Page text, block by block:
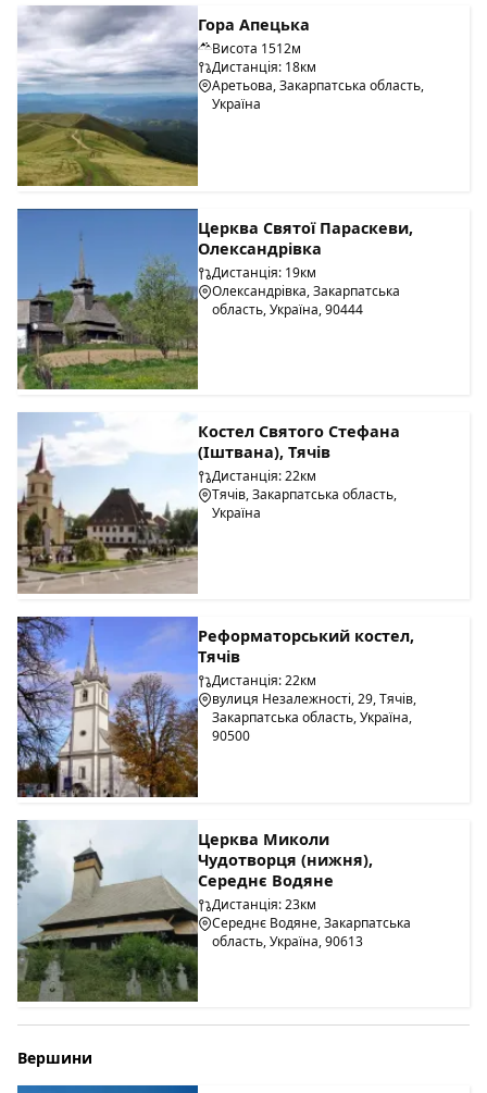
Гора Апецька
Висота 1512м
Дистанція: 18км
Аретьова, Закарпатська область,
Україна
Церква Святої Параскеви,
Олександрівка
Дистанція: 19км
Олександрівка, Закарпатська
область, Україна, 90444
Костел Святого Стефана
(Іштвана), Тячів
Дистанція: 22км
Тячів, Закарпатська область,
Україна
Реформаторський костел,
Тячів
Дистанція: 22км
вулиця Незалежності, 29, Тячів,
Закарпатська область, Україна,
90500
Церква Миколи
Чудотворця (нижня),
Середнє Водяне
Дистанція: 23км
Середнє Водяне, Закарпатська
область, Україна, 90613
Вершини